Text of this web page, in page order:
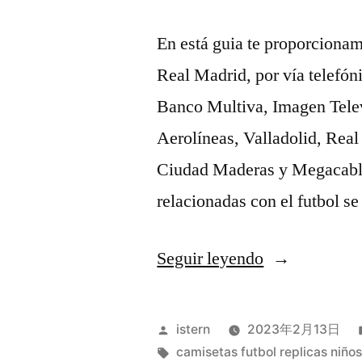
En está guia te
Real Madrid, por vía
Banco Multiva, Imagen
Aerolíneas, Valladolid,
Ciudad Maderas y
relacionadas con el futbol
Seguir leyendo«comprar
doctor
who»
Publicado
por
istern
2023年2月13日
Etiquetas:
camisetas futbol replicas niños